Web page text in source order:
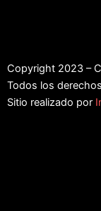
Copyright 2023 –
Todos los
Sitio realizado por